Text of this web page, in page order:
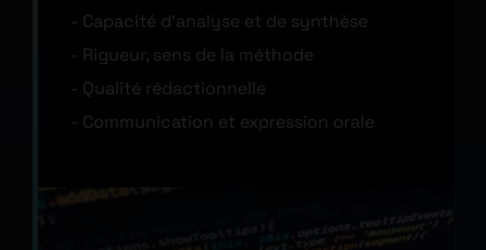
Capacité d’analyse et de synthèse
Rigueur, sens de la méthode
Qualité rédactionnelle
Communication et expression orale